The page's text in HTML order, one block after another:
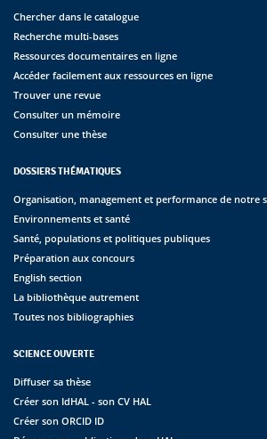
Chercher dans le catalogue
Recherche multi-bases
Ressources documentaires en ligne
Accéder facilement aux ressources en ligne
Trouver une revue
Consulter un mémoire
Consulter une thèse
DOSSIERS THÉMATIQUES
Organisation, management et performance de notre
Environnements et santé
Santé, populations et politiques publiques
Préparation aux concours
English section
La bibliothèque autrement
Toutes nos bibliographies
SCIENCE OUVERTE
Diffuser sa thèse
Créer son IdHAL - son CV HAL
Créer son ORCID ID